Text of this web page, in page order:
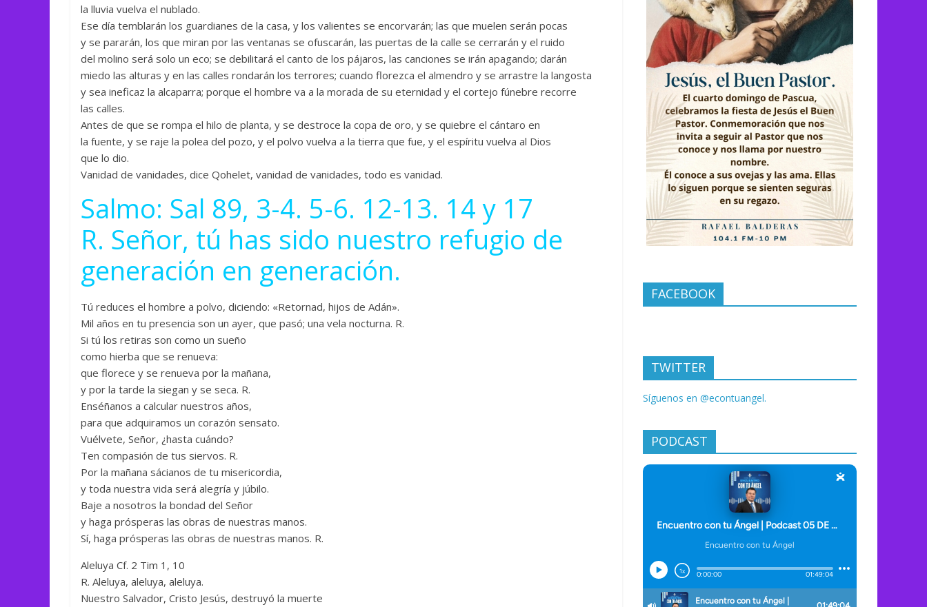
la lluvia vuelva el nublado.
Ese día temblarán los guardianes de la casa, y los valientes se encorvarán; las que muelen serán pocas
y se pararán, los que miran por las ventanas se ofuscarán, las puertas de la calle se cerrarán y el ruido
del molino será solo un eco; se debilitará el canto de los pájaros, las canciones se irán apagando; darán
miedo las alturas y en las calles rondarán los terrores; cuando florezca el almendro y se arrastre la langosta
y sea ineficaz la alcaparra; porque el hombre va a la morada de su eternidad y el cortejo fúnebre recorre
las calles.
Antes de que se rompa el hilo de planta, y se destroce la copa de oro, y se quiebre el cántaro en
la fuente, y se raje la polea del pozo, y el polvo vuelva a la tierra que fue, y el espíritu vuelva al Dios
que lo dio.
Vanidad de vanidades, dice Qohelet, vanidad de vanidades, todo es vanidad.
Salmo: Sal 89, 3-4. 5-6. 12-13. 14 y 17
R. Señor, tú has sido nuestro refugio de
generación en generación.
Tú reduces el hombre a polvo, diciendo: «Retornad, hijos de Adán».
Mil años en tu presencia son un ayer, que pasó; una vela nocturna. R.
Si tú los retiras son como un sueño
como hierba que se renueva:
que florece y se renueva por la mañana,
y por la tarde la siegan y se seca. R.
Enséñanos a calcular nuestros años,
para que adquiramos un corazón sensato.
Vuélvete, Señor, ¿hasta cuándo?
Ten compasión de tus siervos. R.
Por la mañana sácianos de tu misericordia,
y toda nuestra vida será alegría y júbilo.
Baje a nosotros la bondad del Señor
y haga prósperas las obras de nuestras manos.
Sí, haga prósperas las obras de nuestras manos. R.
Aleluya Cf. 2 Tim 1, 10
R. Aleluya, aleluya, aleluya.
Nuestro Salvador, Cristo Jesús, destruyó la muerte
FACEBOOK
TWITTER
Síguenos en @econtuangel.
PODCAST